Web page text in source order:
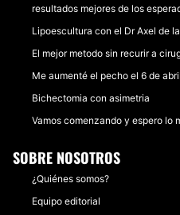
resultados mejores de los
Lipoescultura con el Dr Axel de
El mejor metodo sin recurir a
Me aumenté el pecho el 6 de abril
Bichectomia con asimetria
Vamos comenzando y espero lo
SOBRE NOSOTROS
¿Quiénes somos?
Equipo editorial